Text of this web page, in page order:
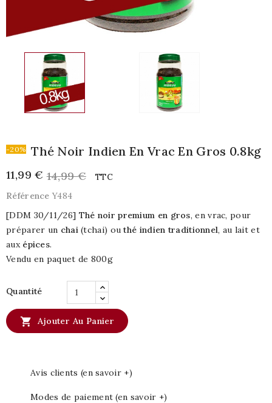
-20% Thé Noir Indien En Vrac En Gros 0.8kg
11,99 € 14,99 € TTC
Référence Y484
[DDM 30/11/26] Thé noir premium en gros, en vrac, pour
préparer un chai(tchai) outhé indien traditionnel, au lait et
aux épices.
Vendu en paquet de 800g
Quantité
 Ajouter Au Panier
Avis clients (en savoir +)
Modes de paiement (en savoir +)